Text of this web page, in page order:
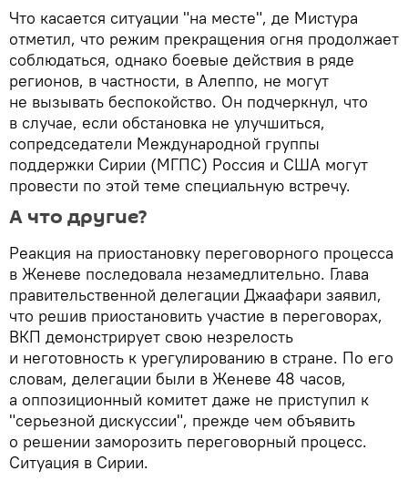
Что касается ситуации "на месте", де Мистура
отметил, что режим прекращения огня продолжает
соблюдаться, однако боевые действия в ряде
регионов, в частности, в Алеппо, не могут
не вызывать беспокойство. Он подчеркнул, что
в случае, если обстановка не улучшиться,
сопредседатели Международной группы
поддержки Сирии (МГПС) Россия и США могут
провести по этой теме специальную встречу.
А что другие?
Реакция на приостановку переговорного процесса
в Женеве последовала незамедлительно. Глава
правительственной делегации Джаафари заявил,
что решив приостановить участие в переговорах,
ВКП демонстрирует свою незрелость
и неготовность к урегулированию в стране. По его
словам, делегации были в Женеве 48 часов,
а оппозиционный комитет даже не приступил к
"серьезной дискуссии", прежде чем объявить
о решении заморозить переговорный процесс.
Ситуация в Сирии.